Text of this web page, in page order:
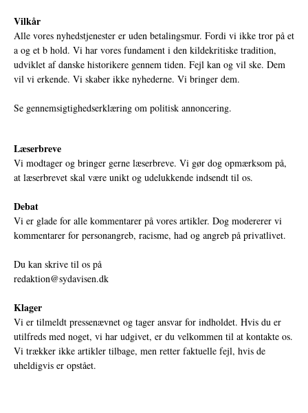
Vilkår
Alle vores nyhedstjenester er uden betalingsmur. Fordi vi ikke tror på et
a og et b hold. Vi har vores fundament i den kildekritiske tradition,
udviklet af danske historikere gennem tiden. Fejl kan og vil ske. Dem
vil vi erkende. Vi skaber ikke nyhederne. Vi bringer dem.
Se gennemsigtighedserklæring om politisk annoncering.
Læserbreve
Vi modtager og bringer gerne læserbreve. Vi gør dog opmærksom på,
at læserbrevet skal være unikt og udelukkende indsendt til os.
Debat
Vi er glade for alle kommentarer på vores artikler. Dog modererer vi
kommentarer for personangreb, racisme, had og angreb på privatlivet.
Du kan skrive til os på
redaktion@sydavisen.dk
Klager
Vi er tilmeldt pressenævnet og tager ansvar for indholdet. Hvis du er
utilfreds med noget, vi har udgivet, er du velkommen til at kontakte os.
Vi trækker ikke artikler tilbage, men retter faktuelle fejl, hvis de
uheldigvis er opstået.